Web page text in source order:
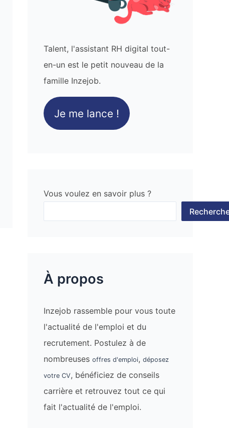
Talent, l'assistant RH digital tout-
en-un est le petit nouveau de la
famille Inzejob.
Je me lance !
Vous voulez en savoir plus ?
À propos
Inzejob rassemble pour vous toute
l'actualité de l'emploi et du
recrutement. Postulez à de
nombreuses offres d'emploi, déposez
votre CV, bénéficiez de conseils
carrière et retrouvez tout ce qui
fait l'actualité de l'emploi.